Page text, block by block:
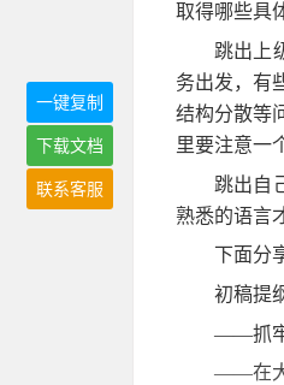
取得哪些具
跳出上
务出发，有
结构分散等
里要注意一
跳出自
熟悉的语言
下面分
初稿提
——抓牢
——在大
一键复制
下载文档
联系客服